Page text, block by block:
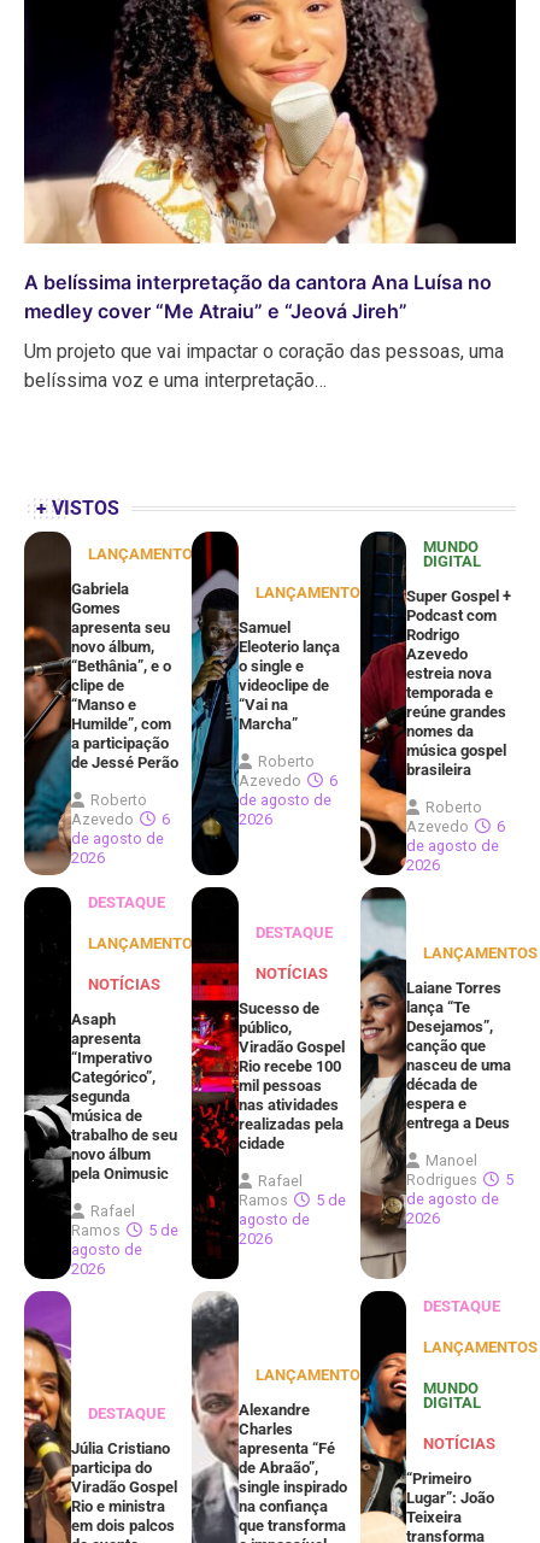
A belíssima interpretação da cantora Ana Luísa no
medley cover “Me Atraiu” e “Jeová Jireh”
Um projeto que vai impactar o coração das pessoas, uma
belíssima voz e uma interpretação…
+ VISTOS
LANÇAMENTOS
Gabriela
Gomes
apresenta seu
novo álbum,
“Bethânia”, e o
clipe de
“Manso e
Humilde”, com
a participação
de Jessé Perão
Roberto
Azevedo
6
de agosto de
2026
LANÇAMENTOS
Samuel
Eleoterio lança
o single e
videoclipe de
“Vai na
Marcha”
Roberto
Azevedo
6
de agosto de
2026
MUNDO
DIGITAL
Super Gospel +
Podcast com
Rodrigo
Azevedo
estreia nova
temporada e
reúne grandes
nomes da
música gospel
brasileira
Roberto
Azevedo
6
de agosto de
2026
DESTAQUE
LANÇAMENTOS
NOTÍCIAS
Asaph
apresenta
“Imperativo
Categórico”,
segunda
música de
trabalho de seu
novo álbum
pela Onimusic
Rafael
Ramos
5 de
agosto de
2026
DESTAQUE
NOTÍCIAS
Sucesso de
público,
Viradão Gospel
Rio recebe 100
mil pessoas
nas atividades
realizadas pela
cidade
Rafael
Ramos
5 de
agosto de
2026
LANÇAMENTOS
Laiane Torres
lança “Te
Desejamos”,
canção que
nasceu de uma
década de
espera e
entrega a Deus
Manoel
Rodrigues
5
de agosto de
2026
DESTAQUE
Júlia Cristiano
participa do
Viradão Gospel
Rio e ministra
em dois palcos
LANÇAMENTOS
Alexandre
Charles
apresenta “Fé
de Abraão”,
single inspirado
na confiança
que transforma
DESTAQUE
LANÇAMENTOS
MUNDO
DIGITAL
NOTÍCIAS
“Primeiro
Lugar”: João
Teixeira
transforma